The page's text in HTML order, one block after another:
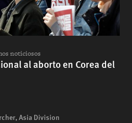
noticiosos
al aborto en Corea del
Asia Division